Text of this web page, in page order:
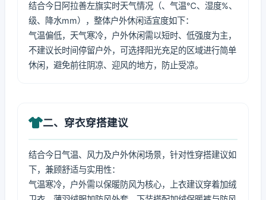
结合今日阿拉善左旗实时天气情况（、气温℃、湿度%、
级、降水mm），整体户外休闲适宜度如下：
气温偏低，天气寒冷，户外休闲需以短时、低强度为主，
不建议长时间停留户外，可选择阳光充足的区域进行简单
休闲，避免前往阴凉、迎风的地方，防止受凉。
二、穿衣穿搭建议
结合今日气温、风力及户外休闲场景，针对性穿搭建议如
下，兼顾舒适与实用性：
气温寒冷，户外需以保暖防风为核心，上衣建议穿着加绒